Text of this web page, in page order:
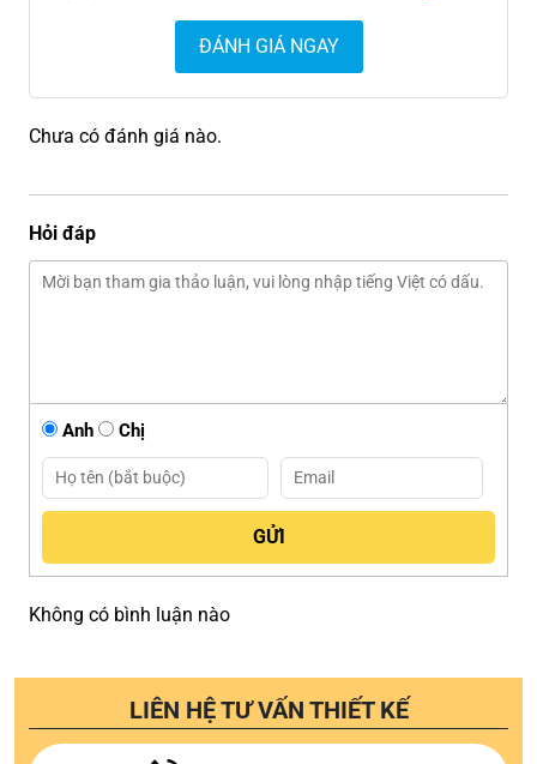
ĐÁNH GIÁ NGAY
Chưa có đánh giá nào.
Hỏi đáp
Anh Chị
Không có bình luận nào
LIÊN HỆ TƯ VẤN THIẾT KẾ